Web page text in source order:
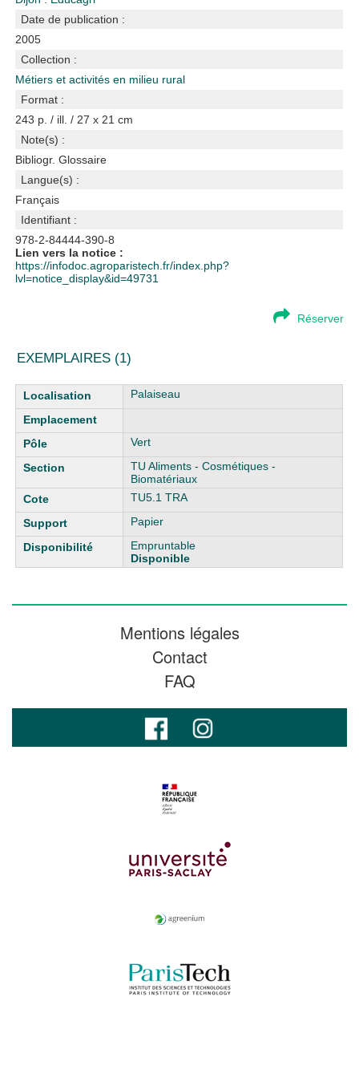
Date de publication :
2005
Collection :
Métiers et activités en milieu rural
Format :
243 p. / ill. / 27 x 21 cm
Note(s) :
Bibliogr. Glossaire
Langue(s) :
Français
Identifiant :
978-2-84444-390-8
Lien vers la notice :
https://infodoc.agroparistech.fr/index.php?
lvl=notice_display&id=49731
Réserver
EXEMPLAIRES (1)
Liste des exemplaires Palaiseau
Vert
TU Aliments - Cosmétiques -
Biomatériaux
TU5.1 TRA
Papier
Empruntable
Disponible
Mentions légales
Contact
FAQ